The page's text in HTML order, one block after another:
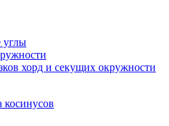
углы
хорд и секущих окружности
косинусов